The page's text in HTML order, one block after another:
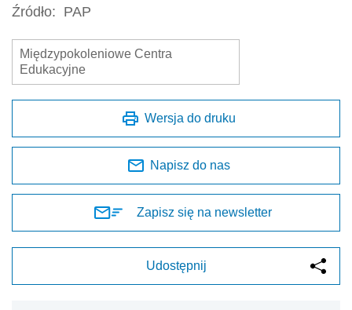
Źródło: PAP
Międzypokoleniowe Centra
Edukacyjne
Wersja do druku
Napisz do nas
Zapisz się na newsletter
Udostępnij